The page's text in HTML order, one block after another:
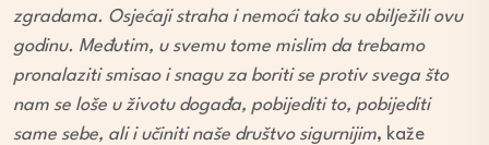
zgradama. Osjećaji straha i nemoći tako su obilježili ovu
godinu. Međutim, u svemu tome mislim da trebamo
pronalaziti smisao i snagu za boriti se protiv svega što
nam se loše u životu događa, pobijediti to, pobijediti
same sebe, ali i učiniti naše društvo sigurnijim, kaže